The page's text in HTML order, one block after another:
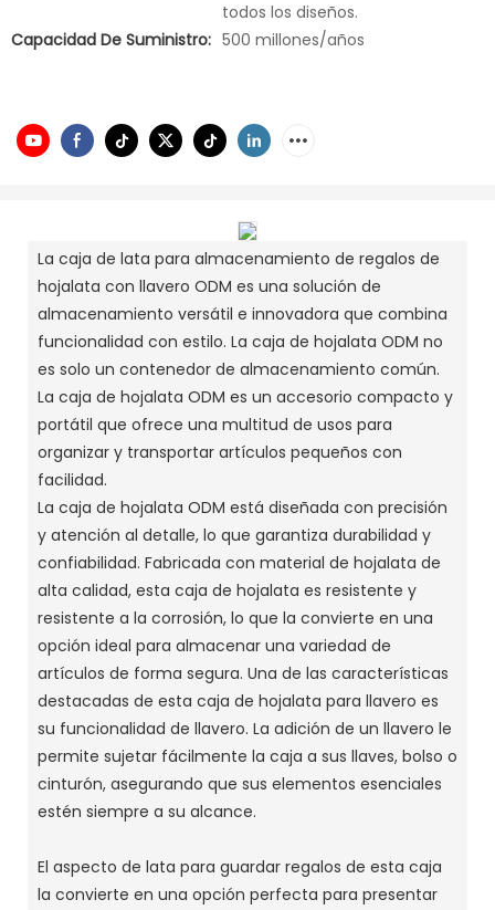
todos los diseños.
Capacidad De Suministro: 500 millones/años
La caja de lata para almacenamiento de regalos de
hojalata con llavero ODM es una solución de
almacenamiento versátil e innovadora que combina
funcionalidad con estilo. La caja de hojalata ODM no
es solo un contenedor de almacenamiento común.
La caja de hojalata ODM es un accesorio compacto y
portátil que ofrece una multitud de usos para
organizar y transportar artículos pequeños con
facilidad.
La caja de hojalata ODM está diseñada con precisión
y atención al detalle, lo que garantiza durabilidad y
confiabilidad. Fabricada con material de hojalata de
alta calidad, esta caja de hojalata es resistente y
resistente a la corrosión, lo que la convierte en una
opción ideal para almacenar una variedad de
artículos de forma segura. Una de las características
destacadas de esta caja de hojalata para llavero es
su funcionalidad de llavero. La adición de un llavero le
permite sujetar fácilmente la caja a sus llaves, bolso o
cinturón, asegurando que sus elementos esenciales
estén siempre a su alcance.
El aspecto de lata para guardar regalos de esta caja
la convierte en una opción perfecta para presentar